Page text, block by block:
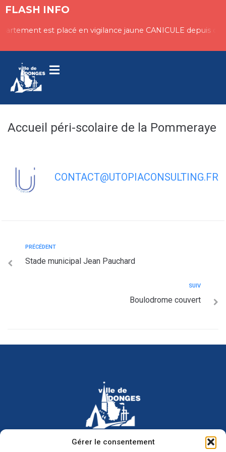
Gérer le consentement
principal
FLASH INFO
est placé en vigilance jaune CANICULE depuis
Accueil péri-scolaire de la Pommeraye
CONTACT@UTOPIACONSULTING.FR
PRÉCÉDENT
Stade municipal Jean Pauchard
SUIV
Boulodrome couvert
Hôtel de ville de Donges
Place Armand Morvan